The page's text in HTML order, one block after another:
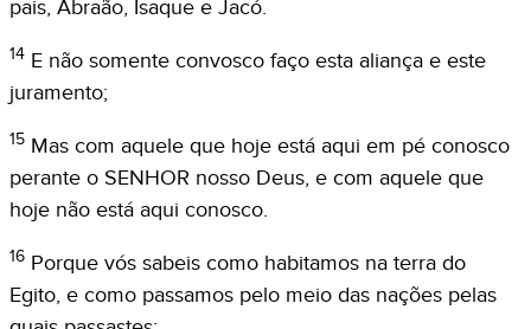
pais, Abraão, Isaque e Jacó.
14 E não somente convosco faço esta aliança e este
juramento;
15 Mas com aquele que hoje está aqui em pé conosco
perante o SENHOR nosso Deus, e com aquele que
hoje não está aqui conosco.
16 Porque vós sabeis como habitamos na terra do
Egito, e como passamos pelo meio das nações pelas